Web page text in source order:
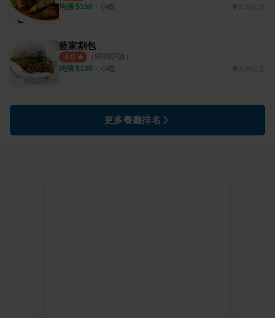
均消 $150 ・ 小吃
藍家割包
4.0 （ 98則評論）
均消 $100 ・ 小吃 4.99公里
更多餐廳排名